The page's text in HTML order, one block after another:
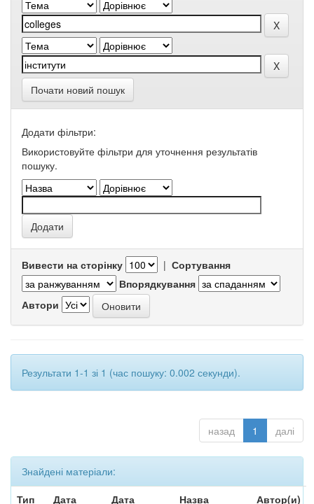
Почати новий пошук
Додати фільтри:
Використовуйте фільтри для уточнення результатів
пошуку.
Вивести на сторінку | Сортування
Впорядкування
Автори
Результати 1-1 зі 1 (час пошуку: 0.002 секунди).
назад 1 далі
Знайдені матеріали:
Тип
Дата
Дата
Назва Автор(и)